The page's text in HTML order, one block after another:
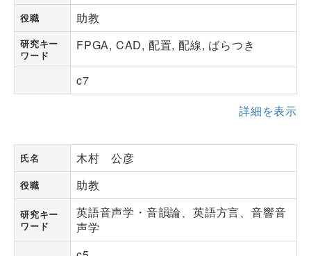
役職 助教
研究キー
ワード
FPGA, CAD, 配置, 配線, ばらつき
c7
詳細を表示
氏名 木村 公彦
役職 助教
研究キー
ワード
英語音声学・音韻論、英語方言、音響音
声学